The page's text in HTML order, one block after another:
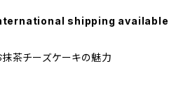
shipping available
抹茶チーズケーキの魅力